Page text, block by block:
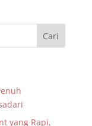
yang Rapi,